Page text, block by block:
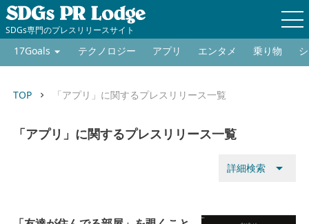
SDGs専門のプレスリリースサイト
17Goals テクノロジー アプリ エンタメ 乗り物
TOP keyboard_arrow_right 「アプリ」に関するプレスリリース一覧
「アプリ」に関するプレスリリース一覧
詳細検索 arrow_drop_down